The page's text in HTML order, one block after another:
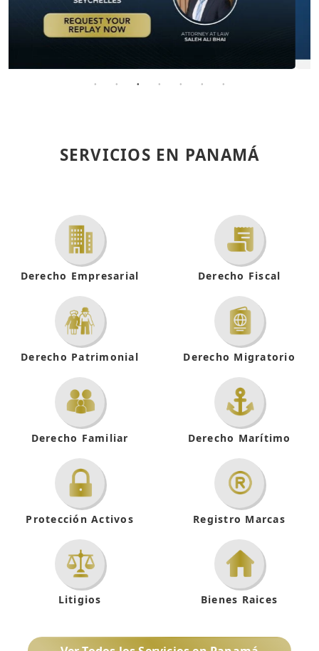
SERVICIOS EN PANAMÁ
Derecho Empresarial Derecho Fiscal
Derecho Patrimonial Derecho Migratorio
Derecho Familiar Derecho Marítimo
Protección Activos Registro Marcas
Litigios Bienes Raices